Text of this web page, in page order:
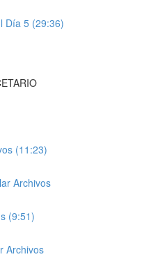
Día 5 (29:36)
(11:23)
Archivos
(9:51)
Archivos